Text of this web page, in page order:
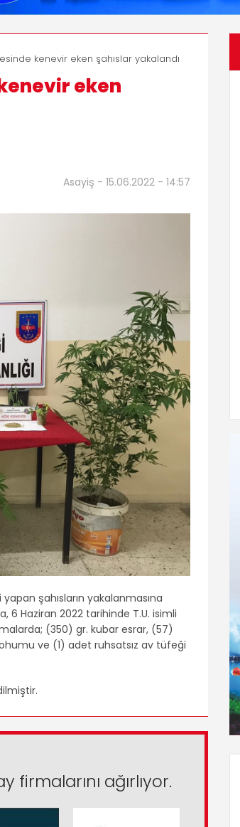
kenevir eken şahıslar yakalandı
eken
Asayiş - 15.06.2022 - 14:57
şahısların yakalanmasına
6 Haziran 2022 tarihinde T.U. isimli
(350) gr. kubar esrar, (57)
ve (1) adet ruhsatsız av tüfeği
firmalarını ağırlıyor.